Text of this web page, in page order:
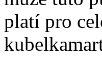
platí pro